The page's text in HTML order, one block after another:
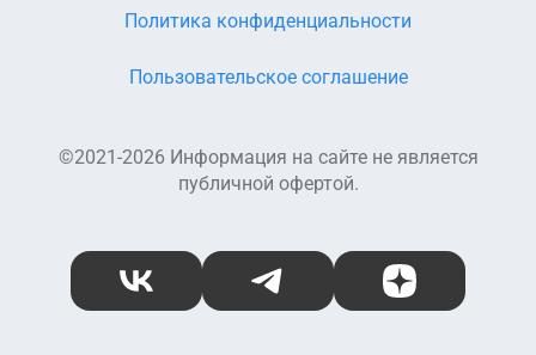
©2021-2026 Информация на сайте не является
публичной офертой.
Пользовательское соглашение
Политика конфиденциальности
ВКонтакте Telegram Дзен